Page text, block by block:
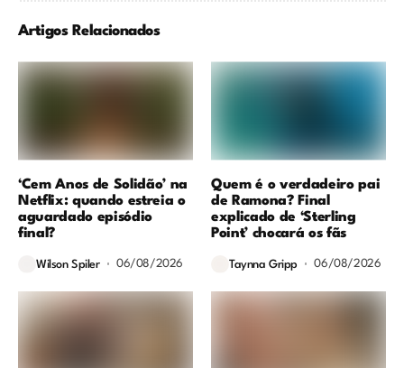
Artigos Relacionados
‘Cem Anos de Solidão’ na
Netflix: quando estreia o
aguardado episódio
final?
Wilson Spiler 06/08/2026
Quem é o verdadeiro pai
de Ramona? Final
explicado de ‘Sterling
Point’ chocará os fãs
Taynna Gripp 06/08/2026